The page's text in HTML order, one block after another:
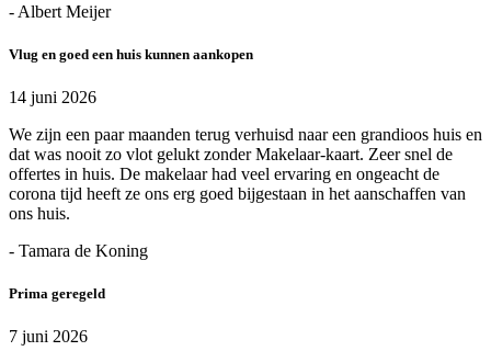
- Albert Meijer
Vlug en goed een huis kunnen aankopen
14 juni 2026
We zijn een paar maanden terug verhuisd naar een grandioos huis en
dat was nooit zo vlot gelukt zonder Makelaar-kaart. Zeer snel de
offertes in huis. De makelaar had veel ervaring en ongeacht de
corona tijd heeft ze ons erg goed bijgestaan in het aanschaffen van
ons huis.
- Tamara de Koning
Prima geregeld
7 juni 2026